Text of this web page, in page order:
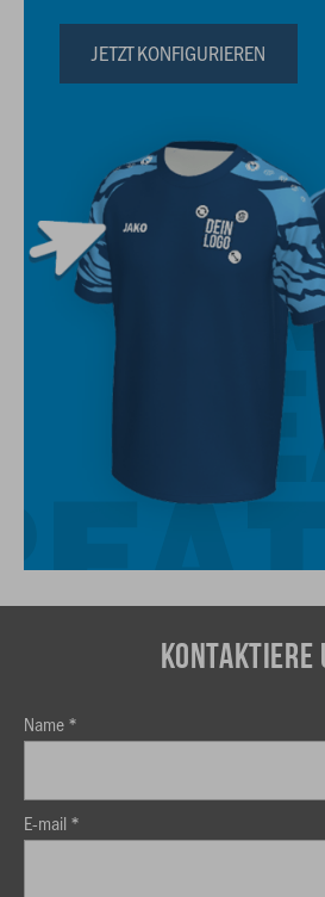
JETZT KONFIGURIEREN
KONTAKTIERE
Name *
E-mail *